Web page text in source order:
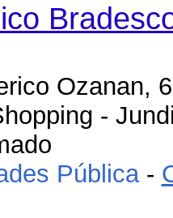
Ozanan,
-
Pública-